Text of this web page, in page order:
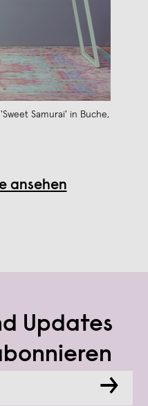
Samurai' in Buche,
ansehen
Updates
→